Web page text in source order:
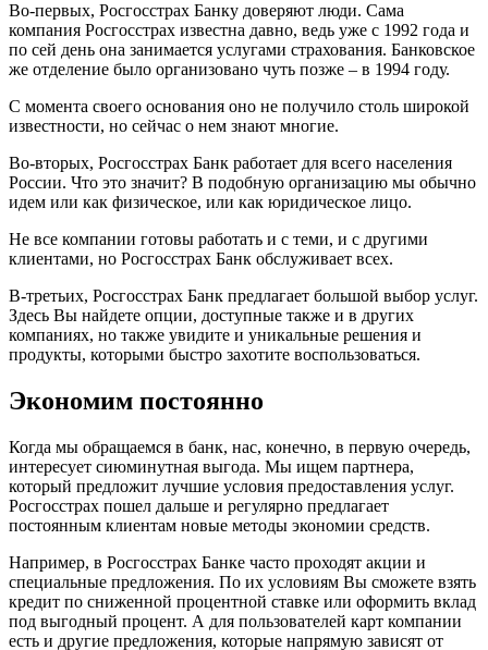
Во-первых, Росгосстрах Банку доверяют люди. Сама
компания Росгосстрах известна давно, ведь уже с 1992 года и
по сей день она занимается услугами страхования. Банковское
же отделение было организовано чуть позже – в 1994 году.
С момента своего основания оно не получило столь широкой
известности, но сейчас о нем знают многие.
Во-вторых, Росгосстрах Банк работает для всего населения
России. Что это значит? В подобную организацию мы обычно
идем или как физическое, или как юридическое лицо.
Не все компании готовы работать и с теми, и с другими
клиентами, но Росгосстрах Банк обслуживает всех.
В-третьих, Росгосстрах Банк предлагает большой выбор услуг.
Здесь Вы найдете опции, доступные также и в других
компаниях, но также увидите и уникальные решения и
продукты, которыми быстро захотите воспользоваться.
Экономим постоянно
Когда мы обращаемся в банк, нас, конечно, в первую очередь,
интересует сиюминутная выгода. Мы ищем партнера,
который предложит лучшие условия предоставления услуг.
Росгосстрах пошел дальше и регулярно предлагает
постоянным клиентам новые методы экономии средств.
Например, в Росгосстрах Банке часто проходят акции и
специальные предложения. По их условиям Вы сможете взять
кредит по сниженной процентной ставке или оформить вклад
под выгодный процент. А для пользователей карт компании
есть и другие предложения, которые напрямую зависят от